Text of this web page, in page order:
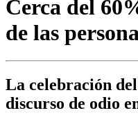
Cerca del
de las
La celebración
discurso de odio